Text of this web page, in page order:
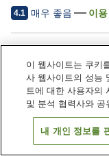
4.1 매우 좋음 이용
주차장
자동판매기
이 웹사이트는 쿠키
사 웹사이트의 성능
트에 대한 사용자의
및 분석 협력사와 공
내 개인 정보를